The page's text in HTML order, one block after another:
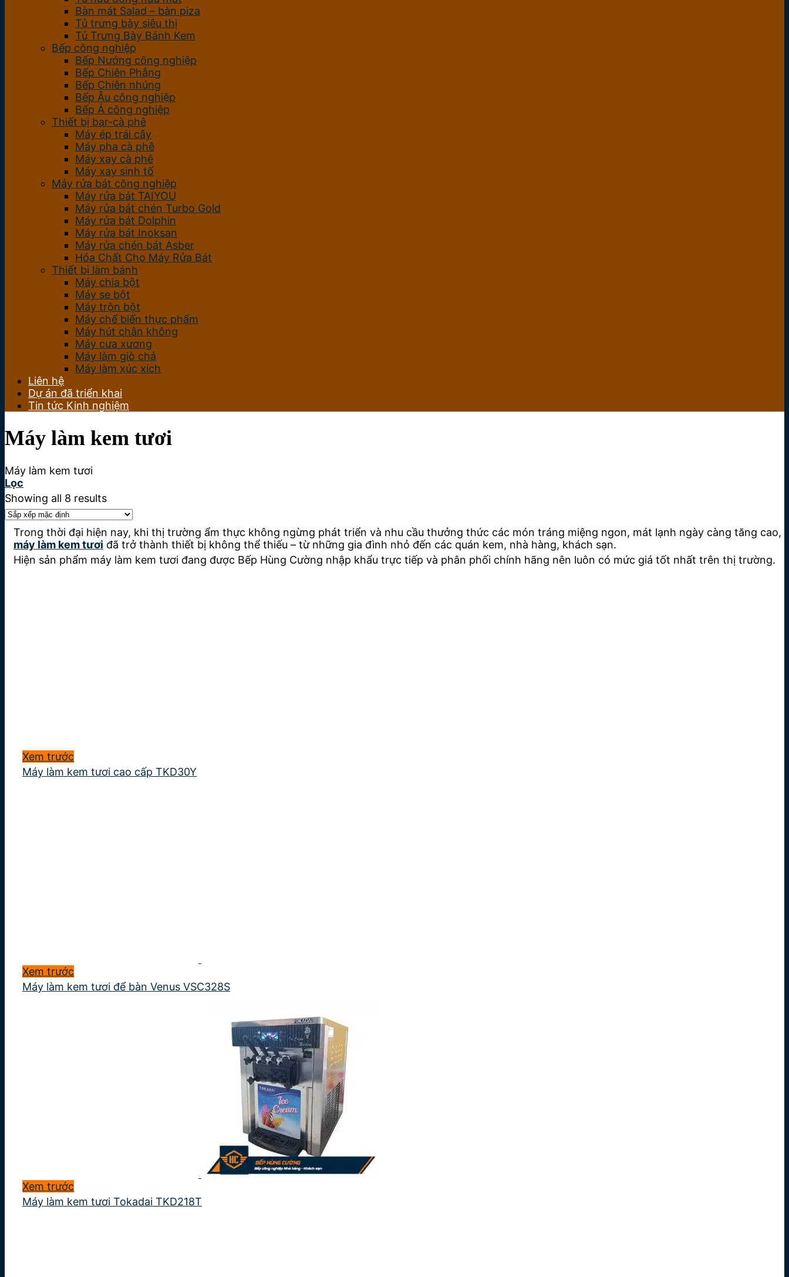
Bàn mát Salad – bàn piza
Tủ trưng bày siêu thị
Tủ Trưng Bày Bánh Kem
Bếp công nghiệp
Bếp Nướng công nghiệp
Bếp Chiên Phẳng
Bếp Chiên nhúng
Bếp Âu công nghiệp
Bếp Á công nghiệp
Thiết bị bar-cà phê
Máy ép trái cây
Máy pha cà phê
Máy xay cà phê
Máy xay sinh tố
Máy rửa bát công nghiệp
Máy rửa bát TAIYOU
Máy rửa bát chén Turbo Gold
Máy rửa bát Dolphin
Máy rửa bát Inoksan
Máy rửa chén bát Asber
Hóa Chất Cho Máy Rửa Bát
Thiết bị làm bánh
Máy chia bột
Máy se bột
Máy trộn bột
Máy chế biến thực phẩm
Máy hút chân không
Máy cưa xương
Máy làm giò chả
Máy làm xúc xích
Liên hệ
Dự án đã triển khai
Tin tức Kinh nghiệm
Máy làm kem tươi
Máy làm kem tươi
Lọc
Showing all 8 results
Trong thời đại hiện nay, khi thị trường ẩm thực không ngừng phát triển và nhu cầu thưởng thức các món tráng miệng ngon, mát lạnh ngày càng tăng cao,
máy làm kem tươi đã trở thành thiết bị không thể thiếu – từ những gia đình nhỏ đến các quán kem, nhà hàng, khách sạn.
Hiện sản phẩm máy làm kem tươi đang được Bếp Hùng Cường nhập khẩu trực tiếp và phân phối chính hãng nên luôn có mức giá tốt nhất trên thị trường.
Xem trước
Máy làm kem tươi cao cấp TKD30Y
Xem trước
Máy làm kem tươi để bàn Venus VSC328S
Xem trước
Máy làm kem tươi Tokadai TKD218T